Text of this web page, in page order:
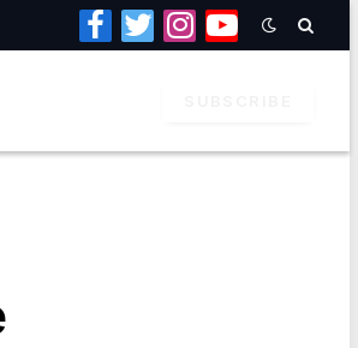
Facebook
TwitterInstagramYouTube